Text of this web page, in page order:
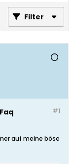
Filter
#1
auf meine böse